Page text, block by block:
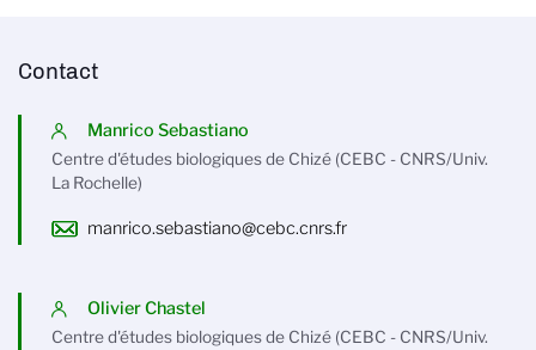
Contact
Manrico Sebastiano
Centre d'études biologiques de Chizé (CEBC - CNRS/Univ.
La Rochelle)
manrico.sebastiano@cebc.cnrs.fr
Olivier Chastel
Centre d'études biologiques de Chizé (CEBC - CNRS/Univ.